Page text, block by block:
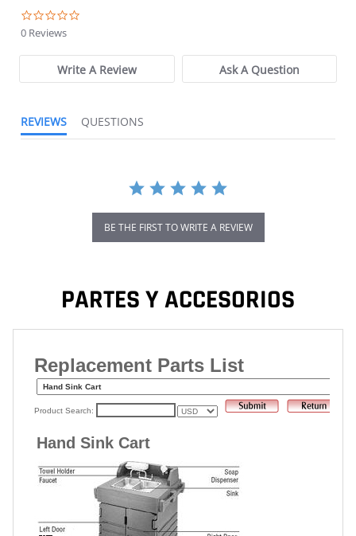
0 Reviews
Write A Review Ask A Question
REVIEWS QUESTIONS
BE THE FIRST TO WRITE A REVIEW
PARTES Y ACCESORIOS